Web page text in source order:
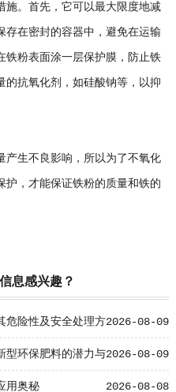
施。首先，它可以最大限度地减
存在密封的容器中，避免在运输
铁粉表面涂一层保护膜，防止铁
的抗氧化剂，如硅酸钠等，以抑
产生不良影响，所以为了不氧化
护，才能保证铁粉的质量和铁的
息感兴趣？
2026-08-09
危险性及安全处理方
2026-08-09
型环保肥料的潜力与
2026-08-08
用奥秘